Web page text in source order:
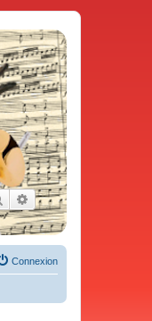
Rechercher
Recherche avancée
Connexion